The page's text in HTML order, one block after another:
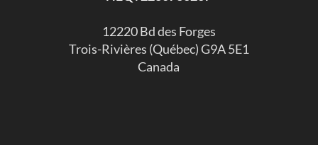
​12220 Bd des Forges
Trois-Rivières (Québec) G9A 5E1
Canada